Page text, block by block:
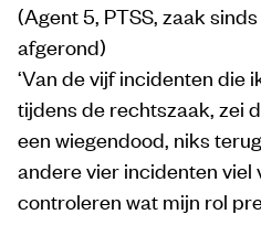
(Agent 5, PTSS, zaak
afgerond)
‘Van de vijf incidenten die
tijdens de rechtszaak, zei
een wiegendood, niks
andere vier incidenten viel
controleren wat mijn rol